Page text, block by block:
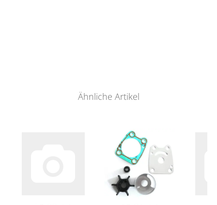
Ähnliche Artikel